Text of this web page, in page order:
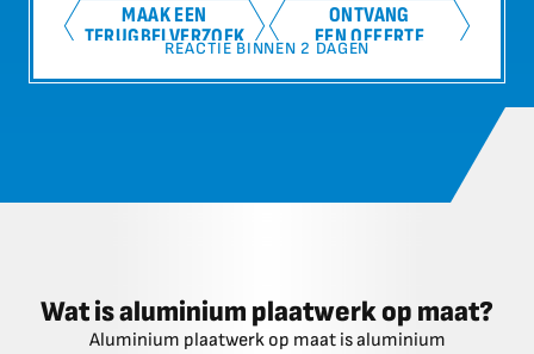
MAAK EEN
TERUGBELVERZOEK
ONTVANG
EEN OFFERTE
REACTIE BINNEN 2 DAGEN
Wat is aluminium plaatwerk op maat?
Aluminium plaatwerk op maat is aluminium